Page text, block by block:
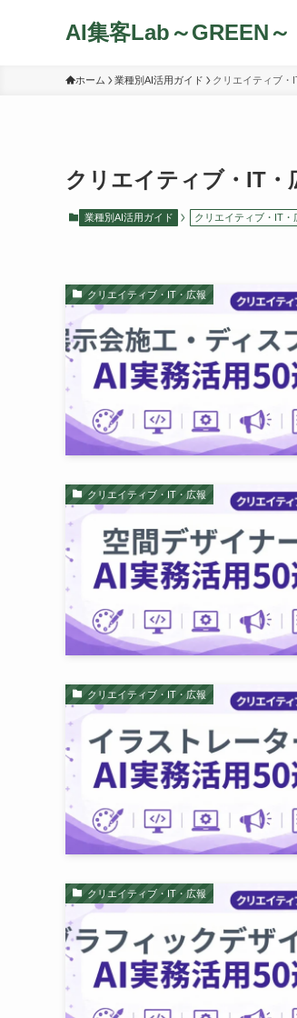
AI集客Lab～GREEN～
ホーム 業種別AI活用ガイド クリエイティブ・
クリエイティブ・IT・
業種別AI活用ガイド クリエイティブ・IT・
クリエイティブ・IT・広報
クリエイティブ・IT・広報
クリエイティブ・IT・広報
クリエイティブ・IT・広報